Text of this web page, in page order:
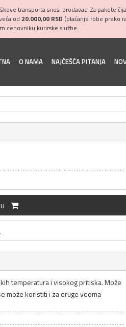
transporta snosi prodavac. Za pakete
od 20.000,00 RSD (plaćanje robe preko
cenovniku kurirske službe.
O NAMA NAJČEŠĆA PITANJA
temperatura i visokog pritiska. Može
može koristiti i za druge veoma